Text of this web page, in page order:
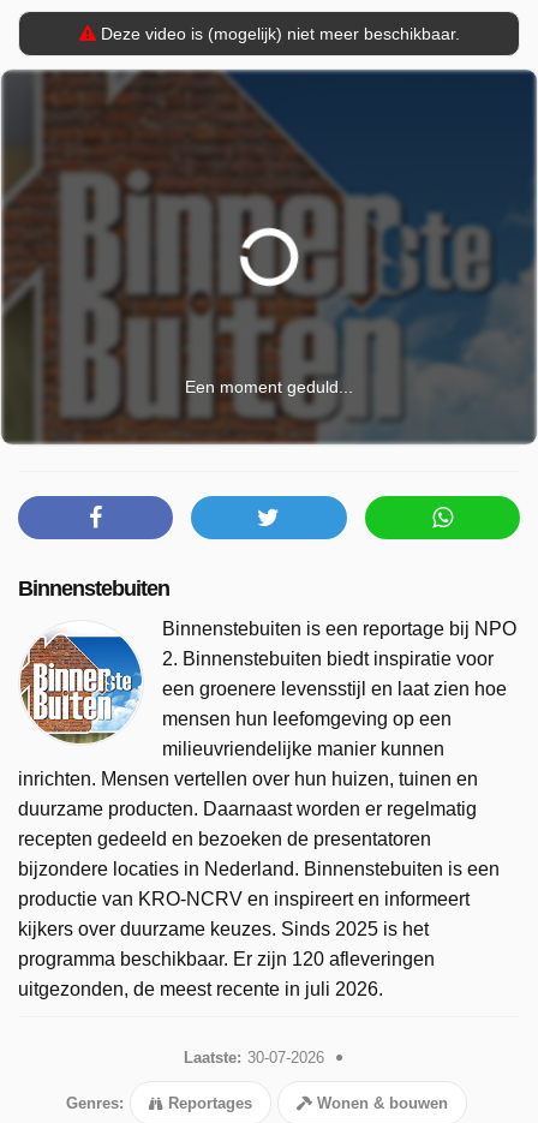
Deze video is (mogelijk) niet meer beschikbaar.
Een moment geduld...
Binnenstebuiten
Binnenstebuiten is een reportage bij NPO
2. Binnenstebuiten biedt inspiratie voor
een groenere levensstijl en laat zien hoe
mensen hun leefomgeving op een
milieuvriendelijke manier kunnen
inrichten. Mensen vertellen over hun huizen, tuinen en
duurzame producten. Daarnaast worden er regelmatig
recepten gedeeld en bezoeken de presentatoren
bijzondere locaties in Nederland. Binnenstebuiten is een
productie van KRO-NCRV en inspireert en informeert
kijkers over duurzame keuzes. Sinds 2025 is het
programma beschikbaar. Er zijn 120 afleveringen
uitgezonden, de meest recente in juli 2026.
Laatste: 30-07-2026
Genres: Reportages Wonen & bouwen